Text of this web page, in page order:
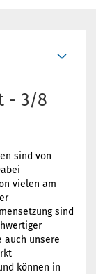
- 3/8
sind von
vielen am
sind
auch unsere
können in